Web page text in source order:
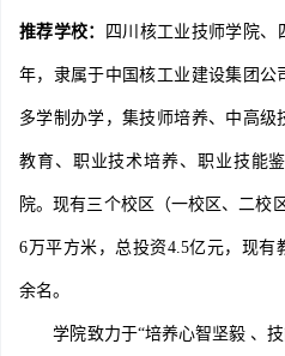
推荐学校： 四川核工业技师学院、
年，隶属于中国核工业建设集团公
多学制办学，集技师培养、中高
教育、职业技术培养、职业技能
院。现有三个校区（一校区、二校
6万平方米，总投资4.5亿元，现有
余名。
学院致力于“培养心智坚毅 、技